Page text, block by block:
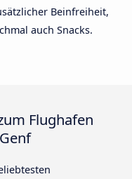
Beinfreiheit,
auch Snacks.
Flughafen